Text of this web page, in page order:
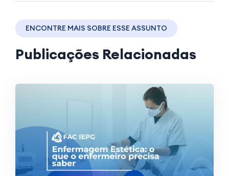
ENCONTRE MAIS SOBRE ESSE ASSUNTO
Publicações Relacionadas